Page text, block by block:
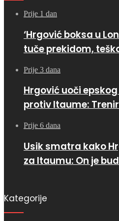
Prije 1 dan
‘Hrgović boksa u
tuče prekidom,
Prije 3 dana
Hrgović uoči
protiv Itaume:
Prije 6 dana
Usik smatra kako
za Itaumu: On je
Kategorije